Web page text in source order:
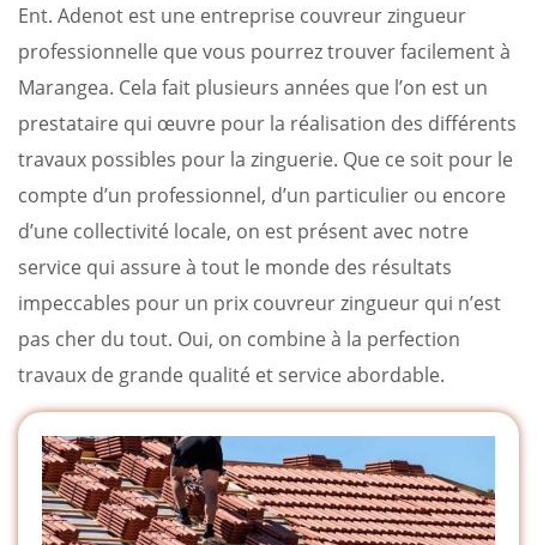
Ent. Adenot est une entreprise couvreur zingueur
professionnelle que vous pourrez trouver facilement à
Marangea. Cela fait plusieurs années que l’on est un
prestataire qui œuvre pour la réalisation des différents
travaux possibles pour la zinguerie. Que ce soit pour le
compte d’un professionnel, d’un particulier ou encore
d’une collectivité locale, on est présent avec notre
service qui assure à tout le monde des résultats
impeccables pour un prix couvreur zingueur qui n’est
pas cher du tout. Oui, on combine à la perfection
travaux de grande qualité et service abordable.